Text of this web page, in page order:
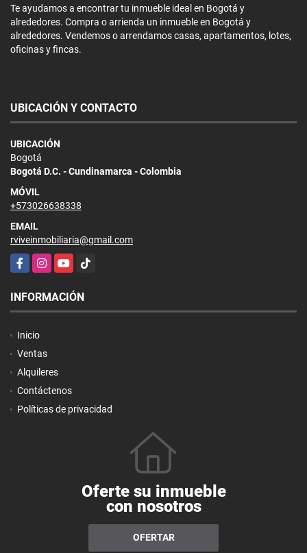
Te ayudamos a encontrar tu inmueble ideal en Bogotá y
alrededores. Compra o arrienda un inmueble en Bogotá y
alrededores. Vendemos o arrendamos casas, apartamentos, lotes,
oficinas y fincas.
UBICACIÓN Y CONTACTO
UBICACIÓN
Bogotá
Bogotá D.C. - Cundinamarca - Colombia
MÓVIL
+573026638338
EMAIL
rviveinmobiliaria@gmail.com
FacebookInstagramYouTubeTikTok
INFORMACIÓN
Inicio
Ventas
Alquileres
Contáctenos
Políticas de privacidad
Oferte su inmueble
con nosotros
OFERTAR